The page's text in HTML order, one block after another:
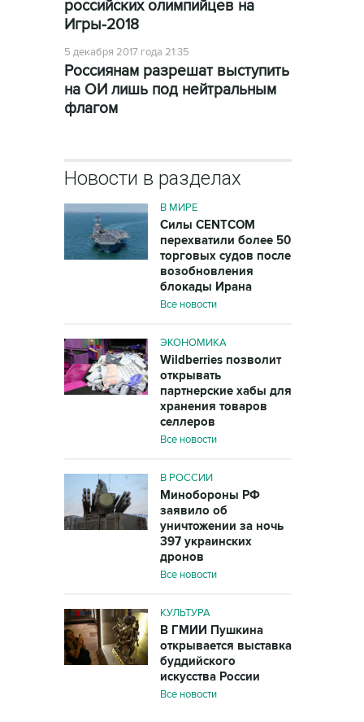
российских олимпийцев на
Игры-2018
5 декабря 2017 года 21:35
Россиянам разрешат выступить
на ОИ лишь под нейтральным
флагом
Новости в разделах
В МИРЕ
Силы CENTCOM
перехватили более 50
торговых судов после
возобновления
блокады Ирана
Все новости
ЭКОНОМИКА
Wildberries позволит
открывать
партнерские хабы для
хранения товаров
селлеров
Все новости
В РОССИИ
Минобороны РФ
заявило об
уничтожении за ночь
397 украинских
дронов
Все новости
КУЛЬТУРА
В ГМИИ Пушкина
открывается выставка
буддийского
искусства России
Все новости